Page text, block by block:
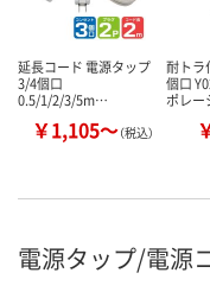
延長コード 電源タップ
3/4個口
0.5/1/2/3/5m…
￥1,105～（税込）
耐トラ
個口
ポレー
電源タップ/電源